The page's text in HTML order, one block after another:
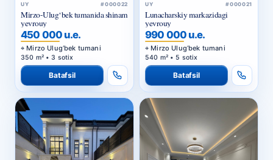
UY #000022
Mirzo-Ulug‘bek tumanida shinam
yevrouy
450 000 u.e.
Mirzo Ulug‘bek tumani
350 m² • 3 sotix
Batafsil
UY #000021
Lunacharskiy markazidagi
yevrouy
990 000 u.e.
Mirzo Ulug‘bek tumani
540 m² • 5 sotix
Batafsil